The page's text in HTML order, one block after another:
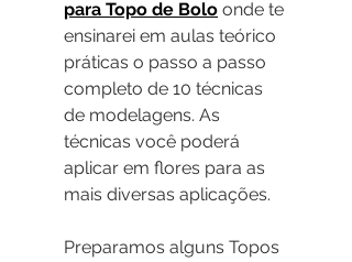
para Topo de Bolo onde te
ensinarei em aulas teórico
práticas o passo a passo
completo de 10 técnicas
de modelagens. As
técnicas você poderá
aplicar em flores para as
mais diversas aplicações.
Preparamos alguns Topos